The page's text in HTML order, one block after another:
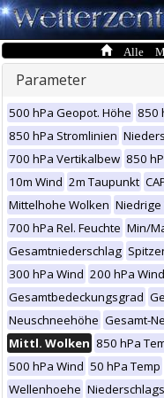
Alle
Parameter
500 hPa Geopot. Höhe 850
850 hPa Stromlinien
700 hPa Vertikalbew 850
10m Wind 2m Taupunkt
Mittelhohe Wolken Niedrige
700 hPa Rel. Feuchte Min/
Gesamtniederschlag
300 hPa Wind 200 hPa Wind
Gesamtbedeckungsgrad
Neuschneehöhe Gesamt-
Mittl. Wolken 850 hPa
500 hPa Wind 50 hPa Temp
Wellenhoehe